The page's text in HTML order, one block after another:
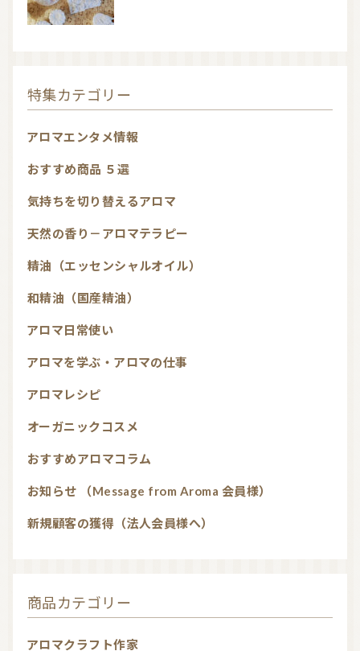
特集カテゴリー
アロマエンタメ情報
おすすめ商品 ５選
気持ちを切り替えるアロマ
天然の香り－アロマテラピー
精油（エッセンシャルオイル）
和精油（国産精油）
アロマ日常使い
アロマを学ぶ・アロマの仕事
アロマレシピ
オーガニックコスメ
おすすめアロマコラム
お知らせ （Message from Aroma 会員様）
新規顧客の獲得（法人会員様へ）
商品カテゴリー
アロマクラフト作家